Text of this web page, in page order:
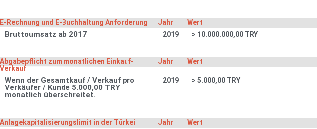
E-Rechnung und E-Buchhaltung Anforderung Jahr Wert
Bruttoumsatz ab 2017 2019 > 10.000.000,00 TRY
Abgabepflicht zum monatlichen Einkauf-
Verkauf
Jahr Wert
Wenn der Gesamtkauf / Verkauf pro
Verkäufer / Kunde 5.000,00 TRY
monatlich überschreitet.
2019 > 5.000,00 TRY
Anlagekapitalisierungslimit in der Türkei Jahr Wert